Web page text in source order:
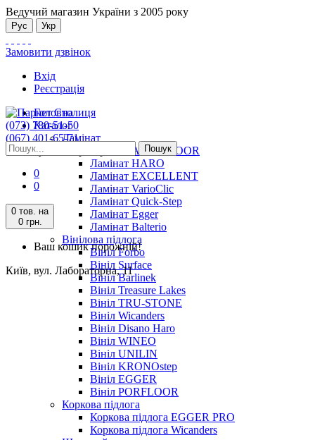
Ведучий магазин України з 2005 року
Рус Укр
Замовити дзвінок
Вхід
Реєстрація
(073) 780-51-50
(067) 401-65-71
Київ, вул. Лабораторна, 11
Пошук
0
0
0 тов. на
0 грн.
Ваш кошик порожній!
Київ, вул. Лабораторна, 11
Головна
Каталог
Ламінат
Ламінат ALSAFLOOR
Ламінат HARO
Ламінат EXCELLENT
Ламінат VarioClic
Ламінат Quick-Step
Ламінат Egger
Ламінат Balterio
Вінілова підлога
Вініл Forbo
Вініл Surface
Вініл Barlinek
Вініл Treasure Lakes
Вініл TRU-STONE
Вініл Wicanders
Вініл Disano Haro
Вініл WINEO
Вініл UNILIN
Вініл KRONOstep
Вініл EGGER
Вініл PORFLOOR
Коркова підлога
Коркова підлога EGGER PRO
Коркова підлога Wicanders